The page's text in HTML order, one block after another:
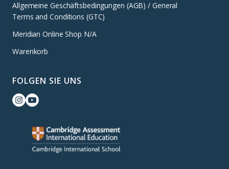
Allgemeine Geschäftsbedingungen (AGB) / General
Terms and Conditions (GTC)
Meridian Online Shop N/A
Warenkorb
FOLGEN SIE UNS